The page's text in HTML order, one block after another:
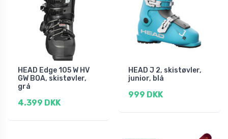
HEAD Edge 105 W HV
GW BOA, skistøvler,
grå
4.399 DKK
HEAD J 2, skistøvler,
junior, blå
999 DKK